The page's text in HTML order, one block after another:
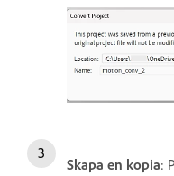
Skapa en kopia: